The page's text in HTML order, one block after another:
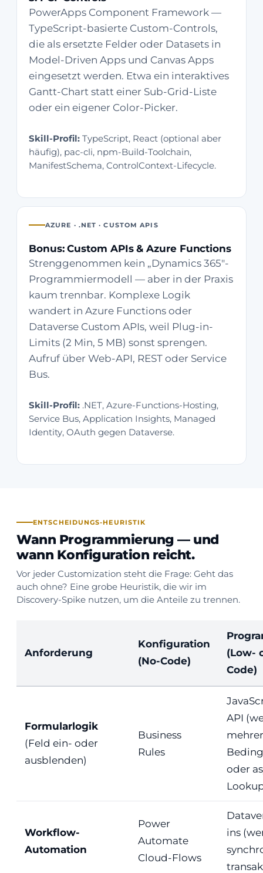
PowerApps Component Framework —
TypeScript-basierte Custom-Controls,
die als ersetzte Felder oder Datasets in
Model-Driven Apps und Canvas Apps
eingesetzt werden. Etwa ein interaktives
Gantt-Chart statt einer Sub-Grid-Liste
oder ein eigener Color-Picker.
Skill-Profil: TypeScript, React (optional aber
häufig), pac-cli, npm-Build-Toolchain,
ManifestSchema, ControlContext-Lifecycle.
AZURE · .NET · CUSTOM APIS
Bonus: Custom APIs & Azure Functions
Strenggenommen kein „Dynamics 365"-
Programmiermodell — aber in der Praxis
kaum trennbar. Komplexe Logik
wandert in Azure Functions oder
Dataverse Custom APIs, weil Plug-in-
Limits (2 Min, 5 MB) sonst sprengen.
Aufruf über Web-API, REST oder Service
Bus.
Skill-Profil: .NET, Azure-Functions-Hosting,
Service Bus, Application Insights, Managed
Identity, OAuth gegen Dataverse.
ENTSCHEIDUNGS-HEURISTIK
Wann Programmierung — und
wann Konfiguration reicht.
Vor jeder Customization steht die Frage: Geht das
auch ohne? Eine grobe Heuristik, die wir im
Discovery-Spike nutzen, um die Anteile zu trennen.
Anforderung
Konfiguration
(No-Code)
(Low-
Code)
Formularlogik
(Feld ein- oder
ausblenden)
Business
Rules
API
oder
Workflow-
Automation
Power
Automate
Cloud-Flows
ins